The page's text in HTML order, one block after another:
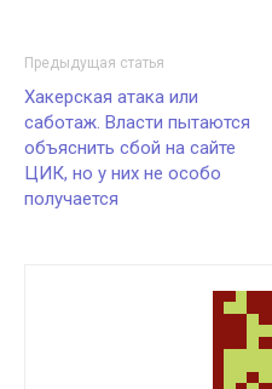
Предыдущая статья
Хакерская атака или
саботаж. Власти пытаются
объяснить сбой на сайте
ЦИК, но у них не особо
получается